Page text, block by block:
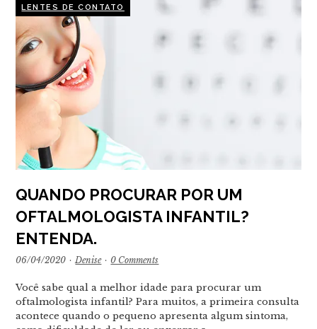
LENTES DE CONTATO
QUANDO PROCURAR POR UM
OFTALMOLOGISTA INFANTIL?
ENTENDA.
06/04/2020 · Denise · 0 Comments
Você sabe qual a melhor idade para procurar um
oftalmologista infantil? Para muitos, a primeira consulta
acontece quando o pequeno apresenta algum sintoma,